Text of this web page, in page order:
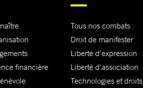
financière
Tous nos combats
Droit de manifester
Liberté d'expression
Liberté d'association
Technologies et droits